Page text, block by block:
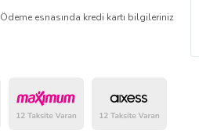
esnasında kredi kartı bilgileriniz